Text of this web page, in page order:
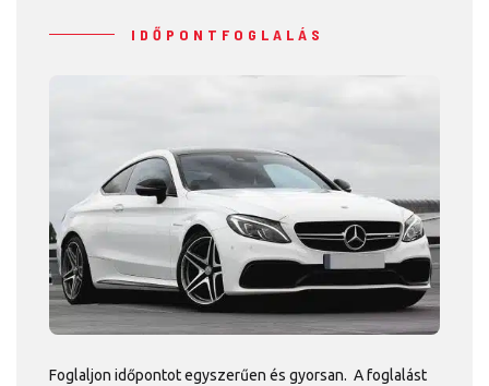
IDŐPONTFOGLALÁS
Foglaljon időpontot egyszerűen és gyorsan. A foglalást